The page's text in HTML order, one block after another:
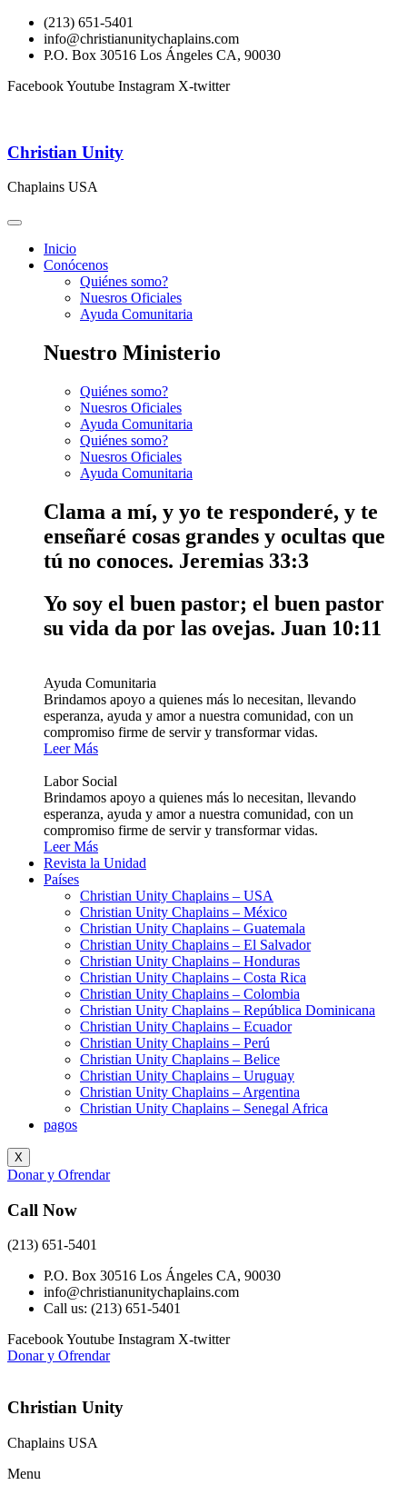
(213) 651-5401
info@christianunitychaplains.com
P.O. Box 30516 Los Ángeles CA, 90030
FacebookYoutube Instagram X-twitter
Christian Unity
Chaplains USA
Inicio
Conócenos
Quiénes somo?
Nuesros Oficiales
Ayuda Comunitaria
Nuestro Ministerio
Quiénes somo?
Nuesros Oficiales
Ayuda Comunitaria
Quiénes somo?
Nuesros Oficiales
Ayuda Comunitaria
Clama a mí, y yo te responderé, y te
enseñaré cosas grandes y ocultas que
tú no conoces. Jeremias 33:3
Yo soy el buen pastor; el buen pastor
su vida da por las ovejas. Juan 10:11
Ayuda Comunitaria
Brindamos apoyo a quienes más lo necesitan, llevando
esperanza, ayuda y amor a nuestra comunidad, con un
compromiso firme de servir y transformar vidas.
Leer Más
Labor Social
Brindamos apoyo a quienes más lo necesitan, llevando
esperanza, ayuda y amor a nuestra comunidad, con un
compromiso firme de servir y transformar vidas.
Leer Más
Revista la Unidad
Países
Christian Unity Chaplains – USA
Christian Unity Chaplains – México
Christian Unity Chaplains – Guatemala
Christian Unity Chaplains – El Salvador
Christian Unity Chaplains – Honduras
Christian Unity Chaplains – Costa Rica
Christian Unity Chaplains – Colombia
Christian Unity Chaplains – República Dominicana
Christian Unity Chaplains – Ecuador
Christian Unity Chaplains – Perú
Christian Unity Chaplains – Belice
Christian Unity Chaplains – Uruguay
Christian Unity Chaplains – Argentina
Christian Unity Chaplains – Senegal Africa
pagos
X
Donar y Ofrendar
Call Now
(213) 651-5401
P.O. Box 30516 Los Ángeles CA, 90030
info@christianunitychaplains.com
Call us: (213) 651-5401
FacebookYoutube Instagram X-twitter
Donar y Ofrendar
Christian Unity
Chaplains USA
Menu